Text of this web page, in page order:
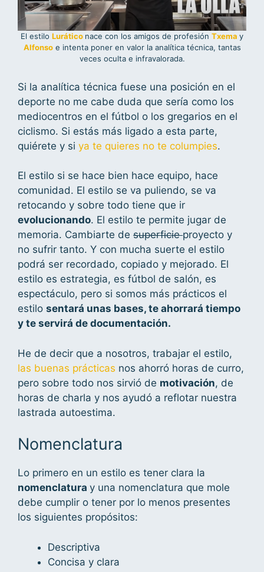
El estilo Lurático nace con los amigos de profesión Txema y
Alfonsoe intenta poner en valor la analítica técnica, tantas
veces oculta e infravalorada.
Si la analítica técnica fuese una posición en el
deporte no me cabe duda que sería como los
mediocentros en el fútbol o los gregarios en el
ciclismo. Si estás más ligado a esta parte,
quiérete y si ya te quieres no te columpies.
El estilo si se hace bien hace equipo, hace
comunidad. El estilo se va puliendo, se va
retocando y sobre todo tiene que ir
evolucionando. El estilo te permite jugar de
memoria. Cambiarte de superficieproyecto y
no sufrir tanto. Y con mucha suerte el estilo
podrá ser recordado, copiado y mejorado. El
estilo es estrategia, es fútbol de salón, es
espectáculo, pero si somos más prácticos el
estilo sentará unas bases, te ahorrará tiempo
y te servirá de documentación.
He de decir que a nosotros, trabajar el estilo,
las buenas prácticas nos ahorró horas de curro,
pero sobre todo nos sirvió de motivación, de
horas de charla y nos ayudó a reflotar nuestra
lastrada autoestima.
Nomenclatura
Lo primero en un estilo es tener clara la
nomenclatura y una nomenclatura que mole
debe cumplir o tener por lo menos presentes
los siguientes propósitos:
Descriptiva
Concisa y clara